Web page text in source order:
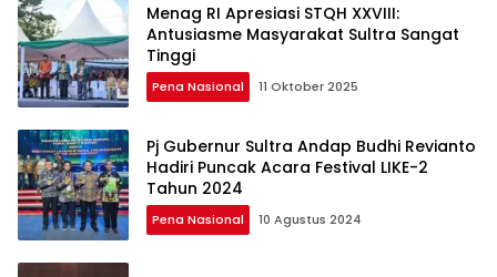
Menag RI Apresiasi STQH XXVIII:
Antusiasme Masyarakat Sultra Sangat
Tinggi
Pena Nasional 11 Oktober 2025
Pj Gubernur Sultra Andap Budhi Revianto
Hadiri Puncak Acara Festival LIKE-2
Tahun 2024
Pena Nasional 10 Agustus 2024